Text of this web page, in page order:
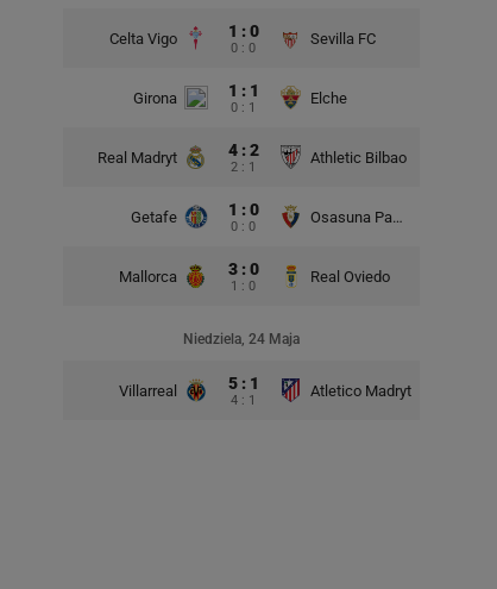
Celta Vigo 1 : 0
0 : 0
Sevilla FC
Girona 1 : 1
0 : 1
Elche
Real Madryt 4 : 2
2 : 1
Athletic Bilbao
Getafe 1 : 0
0 : 0
Osasuna Pampeluna
Mallorca 3 : 0
1 : 0
Real Oviedo
Niedziela, 24 Maja
Villarreal 5 : 1
4 : 1
Atletico Madryt